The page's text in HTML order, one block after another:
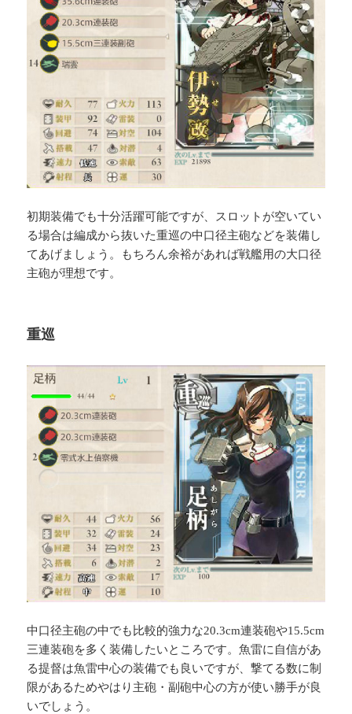
初期装備でも十分活躍可能ですが、スロットが空いてい
る場合は編成から抜いた重巡の中口径主砲などを装備し
てあげましょう。もちろん余裕があれば戦艦用の大口径
主砲が理想です。
重巡
中口径主砲の中でも比較的強力な20.3cm連装砲や15.5cm
三連装砲を多く装備したいところです。魚雷に自信があ
る提督は魚雷中心の装備でも良いですが、撃てる数に制
限があるためやはり主砲・副砲中心の方が使い勝手が良
いでしょう。